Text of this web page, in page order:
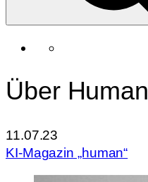
Über Human
11.07.23
KI-Magazin „human“